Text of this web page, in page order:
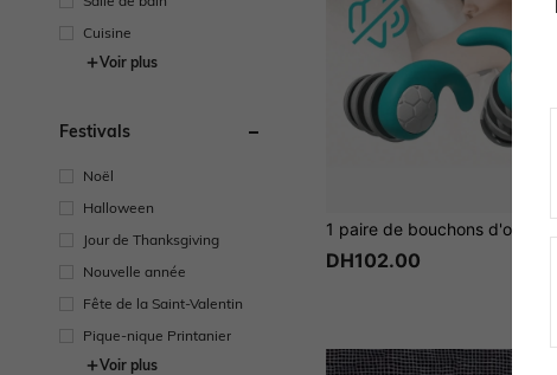
Cuisine
Voir plus
Festivals
Noël
Halloween
Jour de Thanksgiving
Nouvelle année
Fête de la Saint-Valentin
Pique-nique Printanier
Voir plus
DH102.00